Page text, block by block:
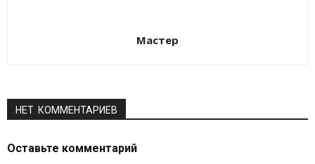
Мастер
НЕТ КОММЕНТАРИЕВ
Оставьте комментарий